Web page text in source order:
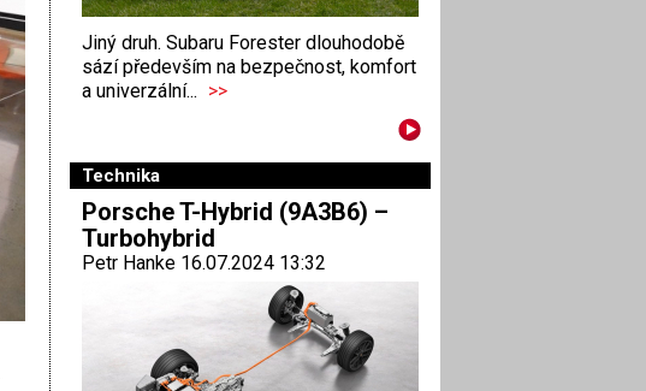
Jiný druh. Subaru Forester dlouhodobě
sází především na bezpečnost, komfort
a univerzální... >>
Technika
Porsche T-Hybrid (9A3B6) –
Turbohybrid
Petr Hanke 16.07.2024 13:32